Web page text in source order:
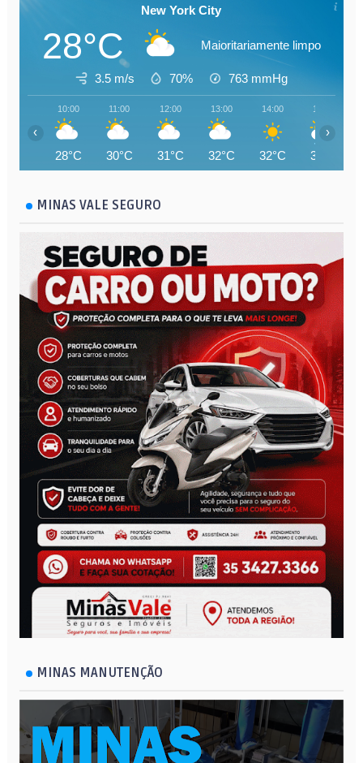
New York City
28°C Maioritariamente limpo
3.5 m/s 70% 763 mmHg
10:00
28°C
11:00
30°C
12:00
31°C
13:00
32°C
14:00
32°C
15:00
33°C
‹ ›
MINAS VALE SEGURO
MINAS MANUTENÇÃO